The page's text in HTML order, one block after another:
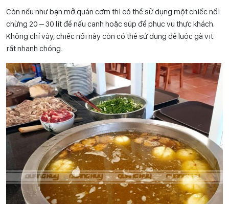
Còn nếu như bạn mở quán cơm thì có thể sử dụng một chiếc nồi
chừng 20 – 30 lít để nấu canh hoặc súp để phục vụ thực khách.
Không chỉ vậy, chiếc nồi này còn có thể sử dụng để luộc gà vịt
rất nhanh chóng.